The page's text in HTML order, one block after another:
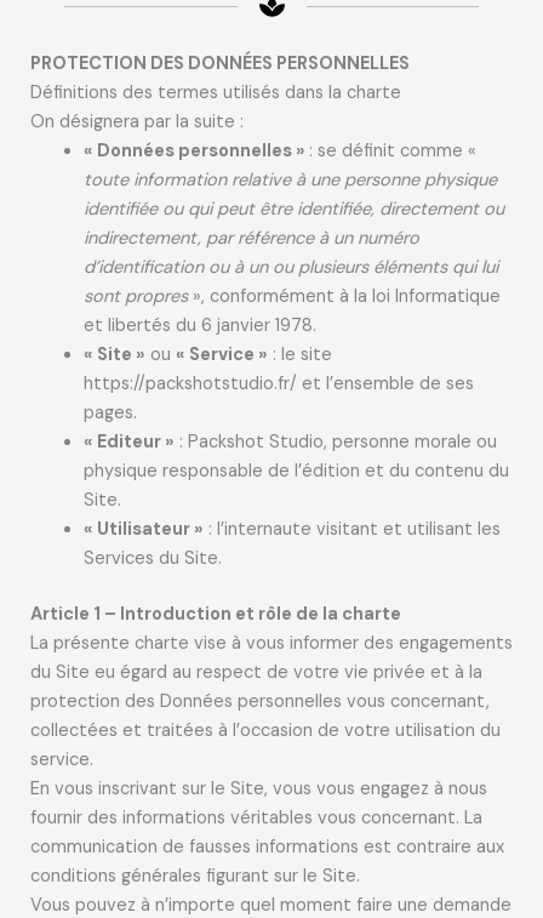
PROTECTION DES DONNÉES PERSONNELLES
Définitions des termes utilisés dans la charte
On désignera par la suite :
« Données personnelles » : se définit comme «
toute information relative à une personne physique
identifiée ou qui peut être identifiée, directement ou
indirectement, par référence à un numéro
d’identification ou à un ou plusieurs éléments qui lui
sont propres», conformément à la loi Informatique
et libertés du 6 janvier 1978.
« Site » ou « Service » : le site
https://packshotstudio.fr/ et l’ensemble de ses
pages.
« Editeur » : Packshot Studio, personne morale ou
physique responsable de l’édition et du contenu du
Site.
« Utilisateur » : l’internaute visitant et utilisant les
Services du Site.
Article 1 – Introduction et rôle de la charte
La présente charte vise à vous informer des engagements
du Site eu égard au respect de votre vie privée et à la
protection des Données personnelles vous concernant,
collectées et traitées à l’occasion de votre utilisation du
service.
En vous inscrivant sur le Site, vous vous engagez à nous
fournir des informations véritables vous concernant. La
communication de fausses informations est contraire aux
conditions générales figurant sur le Site.
Vous pouvez à n’importe quel moment faire une demande